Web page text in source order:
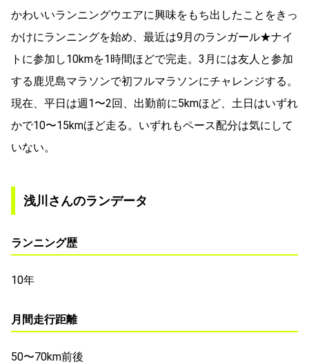
かわいいランニングウエアに興味をもち出したことをきっ
かけにランニングを始め、最近は9月のランガール★ナイ
トに参加し10kmを1時間ほどで完走。3月には友人と参加
する鹿児島マラソンで初フルマラソンにチャレンジする。
現在、平日は週1〜2回、出勤前に5kmほど、土日はいずれ
かで10〜15kmほど走る。いずれもペース配分は気にして
いない。
浅川さんのランデータ
ランニング歴
10年
月間走行距離
50〜70km前後